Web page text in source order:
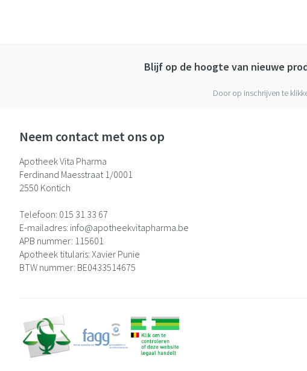
Blijf op de hoogte van nieuwe
Door op inschrijven te
Neem contact met ons op
Apotheek Vita Pharma
Ferdinand Maesstraat 1/0001
2550 Kontich
Telefoon: 015 31 33 67
E-mailadres: info@apotheekvitapharma.be
APB nummer: 115601
Apotheek titularis: Xavier Punie
BTW nummer: BE0433514675